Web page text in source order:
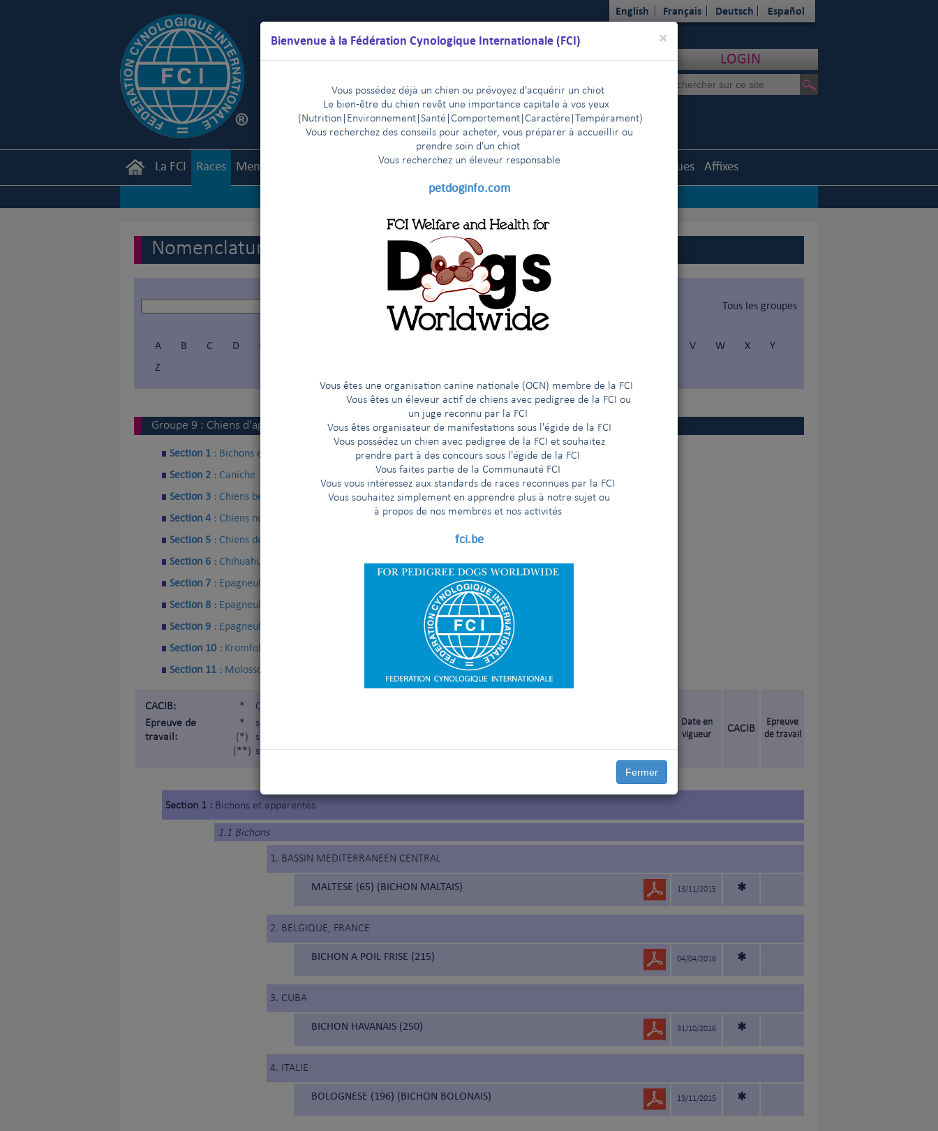
×
Bienvenue à la Fédération Cynologique Internationale (FCI)
Vous possédez déjà un chien ou prévoyez d'acquérir un chiot
Le bien-être du chien revêt une importance capitale à vos yeux
(Nutrition
Environnement |Santé|Comportement|Caractère |Tempérament)
Vous recherchez des conseils pour acheter, vous préparer à accueillir ou
prendre soin d'un chiot
Vous recherchez un éleveur responsable
petdoginfo.com
Vous êtes une organisation canine nationale (OCN) membre de la FCI
Vous êtes un éleveur actif de chiens avec pedigree de la FCI ou
un juge reconnu par la FCI
Vous êtes organisateur de manifestations sous l'égide de la FCI
Vous possédez un chien avec pedigree de la FCI et souhaitez
prendre part à des concours sous l'égide de la FCI
Vous faites partie de la Communauté FCI
Vous vous intéressez aux standards de races reconnues par la FCI
Vous souhaitez simplement en apprendre plus à notre sujet ou
à propos de nos membres et nos activités
fci.be
Fermer
English Français Deutsch Español
LOGIN
La FCI Races Membres Règlements Résultats Commissions Statistiques Affixes
Nomenclature des races de la FCI
Tous les groupes
A B C D E V W X
Y
Z
Groupe 9 : Chiens d'agrément et de compagnie
Section 1 : Bichons et apparentés
Section 2 : Caniche
Section 3 : Chiens belges de petit format
Section 4 : Chiens nus
Section 5 : Chiens du Tibet
Section 6 : Chihuahueno
Section 7 : Epagneuls anglais d'agrément
Section 8 : Epagneuls japonais et pékinois
Section 9 : Epagneul Nain Continental et autres
Section 10 : Kromfohrländer
Section 11 : Molossoïdes de petit format
CACIB: *
Certificat d'Aptitude au Championnat International de Beauté
Epreuve de
travail:
*
(*)
(**)
soumis à épreuve selon la Nomenclature des races de la FCI
soumis à épreuve, uniquement pour les pays qui en ont fait la demande
soumis à épreuve, uniquement pour les pays nordiques (Finlande, Norvège, Suède)
Date en
vigueur
CACIB
Epreuve
de travail
Section 1 : Bichons et apparentés
1.1 Bichons
1. BASSIN MEDITERRANEEN CENTRAL
MALTESE (65) (BICHON MALTAIS) 13/11/2015 *
2. BELGIQUE, FRANCE
BICHON A POIL FRISE (215) 04/04/2016 *
3. CUBA
BICHON HAVANAIS (250) 31/10/2016 *
4. ITALIE
BOLOGNESE (196) (BICHON BOLONAIS) 13/11/2015 *